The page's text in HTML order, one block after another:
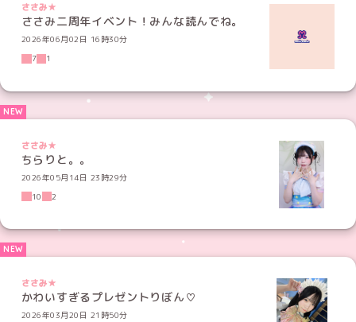
ささみ★
ささみ二周年イベント！みんな読んでね。
2026年06月02日 16時30分
7
1
ささみ★
ちらりと。。
2026年05月14日 23時29分
10
2
ささみ★
かわいすぎるプレゼントりぼん♡
2026年03月20日 21時50分